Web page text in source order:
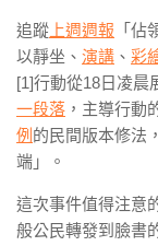
追蹤 上週週報 「
以靜坐、 演講 、 彩
[1]行動從18日凌晨
一段落 ，主導行動
例 的民間版本修法
端」。
這次事件值得注意
般公民轉發到臉書